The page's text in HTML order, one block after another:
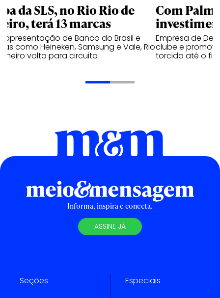
da SLS, no Rio Rio de
terá 13 marcas
apresentação de Banco do Brasil e
como Heineken, Samsung e Vale, Rio
volta para circuito
Com
Empresa de
clube e
torcida até o
Informa, inspira e conecta.
ASSINE JÁ
Seções Especiais